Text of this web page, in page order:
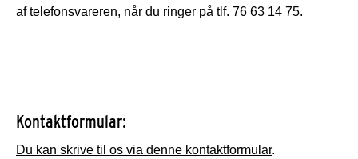
af telefonsvareren, når du ringer på tlf. 76 63 14 75.
Kontaktformular:
Du kan skrive til os via denne kontaktformular.